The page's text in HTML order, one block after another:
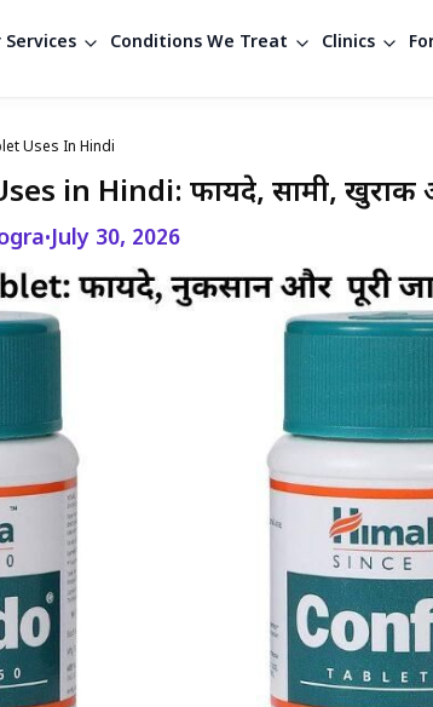
Services Conditions We Treat Clinics
Uses In Hindi
in Hindi: फायदे, सामग्री,
•July 30, 2026